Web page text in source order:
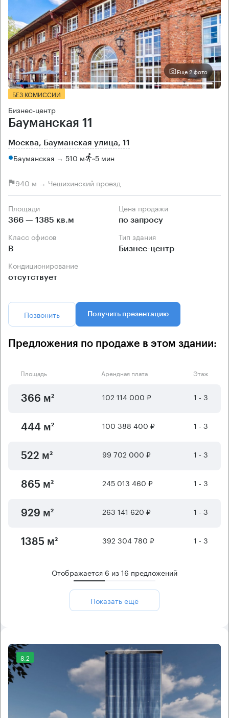
Еще 2 фото
БЕЗ КОМИССИИ
Бизнес-центр
Бауманская 11
Москва, Бауманская улица, 11
Бауманская → 510 м ~5 мин
940 м → Чешихинский проезд
Площади
366 — 1385 кв.м
Цена продажи
по запросу
Класс офисов
B
Тип здания
Бизнес-центр
Кондиционирование
отсутствует
Позвонить Получить презентацию
Предложения по продаже в этом здании:
Площадь Арендная плата Этаж
366 м² 102 114 000 ₽ 1 - 3
444 м² 100 388 400 ₽ 1 - 3
522 м² 99 702 000 ₽ 1 - 3
865 м² 245 013 460 ₽ 1 - 3
929 м² 263 141 620 ₽ 1 - 3
1385 м² 392 304 780 ₽ 1 - 3
Отображается 6 из16 предложений
Показать ещё
8.2